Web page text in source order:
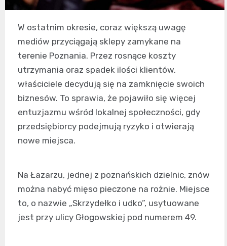
W ostatnim okresie, coraz większą uwagę
mediów przyciągają sklepy zamykane na
terenie Poznania. Przez rosnące koszty
utrzymania oraz spadek ilości klientów,
właściciele decydują się na zamknięcie swoich
biznesów. To sprawia, że pojawiło się więcej
entuzjazmu wśród lokalnej społeczności, gdy
przedsiębiorcy podejmują ryzyko i otwierają
nowe miejsca.
Na Łazarzu, jednej z poznańskich dzielnic, znów
można nabyć mięso pieczone na rożnie. Miejsce
to, o nazwie „Skrzydełko i udko”, usytuowane
jest przy ulicy Głogowskiej pod numerem 49.